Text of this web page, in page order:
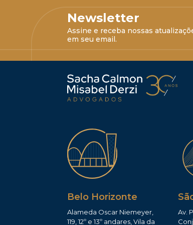
Newsletter
Assine e receba nossas
em seu email.
Belo Horizonte
Alameda Oscar Niemeyer,
119, 12º e 13º andares, Vila da
Av.